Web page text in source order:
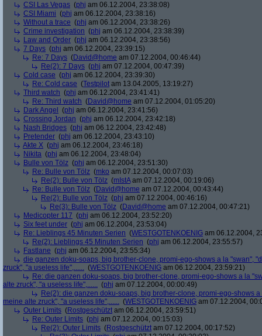
CSI Las Vegas (phj am 06.12.2004, 23:38:08)
CSI Miami (phj am 06.12.2004, 23:38:16)
Without a trace (phj am 06.12.2004, 23:38:26)
Crime investigation (phj am 06.12.2004, 23:38:39)
Law and Order (phj am 06.12.2004, 23:38:56)
7 Days (phj am 06.12.2004, 23:39:15)
Re: 7 Days (David@home am 07.12.2004, 00:46:44)
Re(2): 7 Days (phj am 07.12.2004, 00:47:39)
Cold case (phj am 06.12.2004, 23:39:30)
Re: Cold case (Testpilot am 13.04.2005, 13:19:27)
Third watch (phj am 06.12.2004, 23:41:41)
Re: Third watch (David@home am 07.12.2004, 01:05:20)
Dark Angel
(phj am 06.12.2004, 23:41:56)
Crossing Jordan (phj am 06.12.2004, 23:42:18)
Nash Bridges (phj am 06.12.2004, 23:42:48)
Pretender (phj am 06.12.2004, 23:43:10)
Akte X (phj am 06.12.2004, 23:46:18)
Nikita (phj am 06.12.2004, 23:48:04)
Bulle von Tölz (phj am 06.12.2004, 23:51:30)
Re: Bulle von Tölz (mko am 07.12.2004, 00:07:03)
Re(2): Bulle von Tölz (mIstAam 07.12.2004, 00:19:06)
Re: Bulle von Tölz (David@home am 07.12.2004, 00:43:44)
Re(2): Bulle von Tölz (phj am 07.12.2004, 00:46:16)
Re(3): Bulle von Tölz (David@home am 07.12.2004, 00:47:21)
Medicopter 117 (phj am 06.12.2004, 23:52:20)
Six feet under (phj am 06.12.2004, 23:53:04)
Re: Lieblings 45 Minuten Serien (WESTGOTENKOENIG am 06.12.2004,
Re(2): Lieblings 45 Minuten Serien (phj am 06.12.2004, 23:55:57)
Fastlane (phj am 06.12.2004, 23:55:34)
die ganzen doku-soaps, big brother-clone, promi-ego-shows a la "swan",
zruck", "a useless life",...... (WESTGOTENKOENIG am 06.12.2004, 23:59:21)
Re: die ganzen doku-soaps, big brother-clone, promi-ego-shows a la
alte zruck", "a useless life",...... (phj am 07.12.2004, 00:00:49)
Re(2): die ganzen doku-soaps, big brother-clone, promi-ego-shows
meine alte zruck", "a useless life",...... (WESTGOTENKOENIG am 07.12.2004,
Outer Limits (Rostgeschützt am 06.12.2004, 23:59:51)
Re: Outer Limits (phj am 07.12.2004, 00:15:03)
Re(2): Outer Limits (Rostgeschützt am 07.12.2004, 00:17:52)